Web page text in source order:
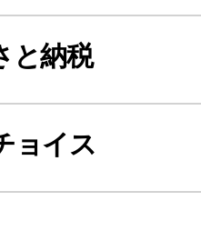
と納税
ョイス